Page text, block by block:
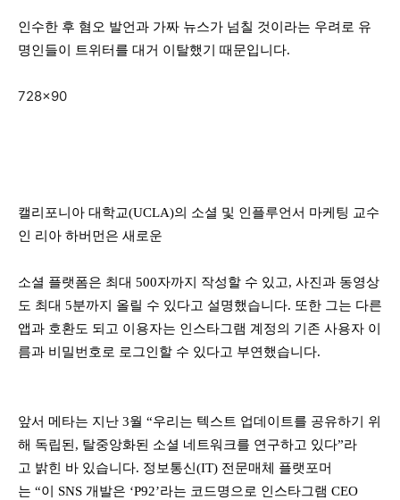
인수한 후 혐오 발언과 가짜 뉴스가 넘칠 것이라는 우려로 유
명인들이 트위터를 대거 이탈했기 때문입니다.
728×90
캘리포니아 대학교(UCLA)의 소셜 및 인플루언서 마케팅 교수
인 리아 하버먼은 새로운
소셜 플랫폼은 최대 500자까지 작성할 수 있고, 사진과 동영상
도 최대 5분까지 올릴 수 있다고 설명했습니다. 또한 그는 다른
앱과 호환도 되고 이용자는 인스타그램 계정의 기존 사용자 이
름과 비밀번호로 로그인할 수 있다고 부연했습니다.
앞서 메타는 지난 3월 “우리는 텍스트 업데이트를 공유하기 위
해 독립된, 탈중앙화된 소셜 네트워크를 연구하고 있다”라
고 밝힌 바 있습니다. 정보통신(IT) 전문매체 플랫포머
는 “이 SNS 개발은 ‘P92’라는 코드명으로 인스타그램 CEO